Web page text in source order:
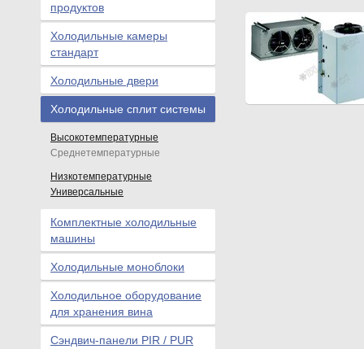
продуктов
Холодильные камеры
стандарт
Холодильные двери
Холодильные сплит системы
Высокотемпературные
Среднетемпературные
Низкотемпературные
Универсальные
Комплектные холодильные
машины
Холодильные моноблоки
Холодильное оборудование
для хранения вина
Сэндвич-панели PIR / PUR